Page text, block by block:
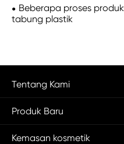
Beberapa proses
tabung plastik
Tentang Kami
Produk Baru
Kemasan kosmetik